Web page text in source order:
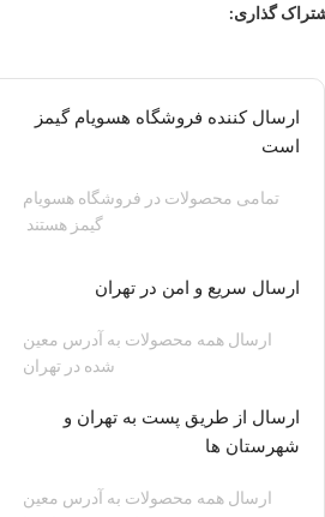
گذاری:
ارسال کننده فروشگاه هسویام گیمز
است
تمامی محصولات در فروشگاه هسویام
گیمز هستند
ارسال سریع و امن در تهران
ارسال همه محصولات به آدرس معین
شده در تهران
ارسال از طریق پست به تهران و
شهرستان ها
ارسال همه محصولات به آدرس معین